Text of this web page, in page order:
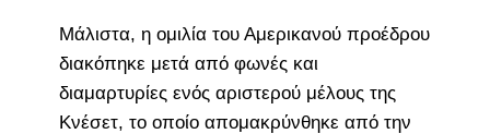
Μάλιστα, η ομιλία του Αμερικανού προέδρου
διακόπηκε μετά από φωνές και
διαμαρτυρίες ενός αριστερού μέλους της
Κνέσετ, το οποίο απομακρύνθηκε από την